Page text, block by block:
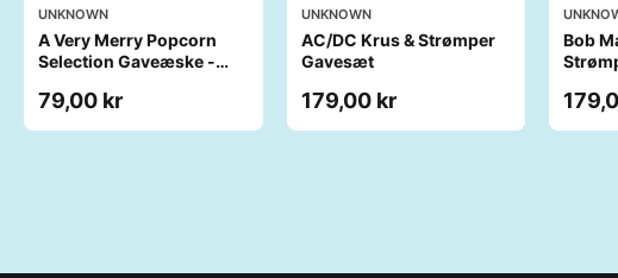
UNKNOWN
A Very Merry Popcorn
Selection Gaveæske -
79,00 kr
UNKNOWN
AC/DC Krus & Strømper
Gavesæt
179,00 kr
Bob